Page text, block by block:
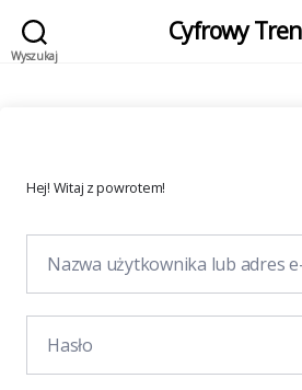
Wyszukaj
Cyfrowy
Hej! Witaj z powrotem!